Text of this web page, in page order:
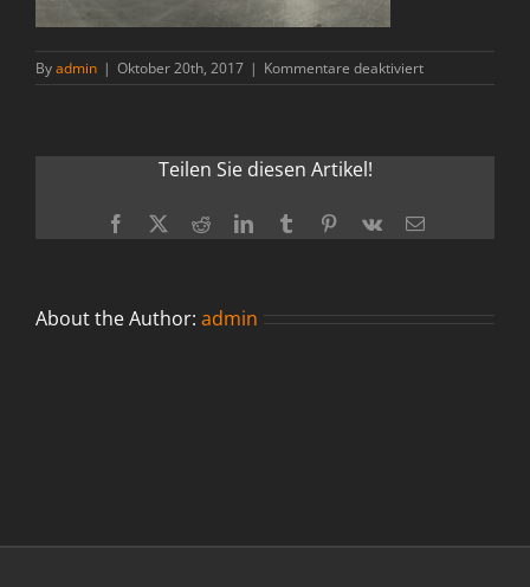
Byadmin | Oktober 20th, 2017 | Kommentare deaktiviertfür
IMG_8870
Teilen Sie diesen Artikel!
Facebook
X RedditLinkedInTumblrPinterest
Vk Email
About the Author: admin